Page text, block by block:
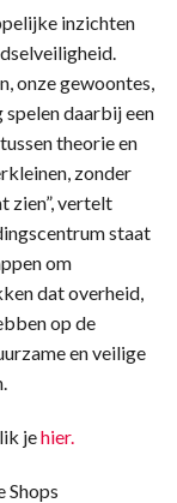
inzichten
onze gewoontes,
daarbij een
theorie en
zonder
zien”, vertelt
staat
om
dat overheid,
op de
en veilige
jehier.
Shops